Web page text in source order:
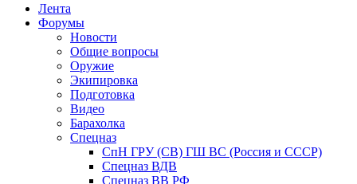
Лента
Форумы
Новости
Общие вопросы
Оружие
Экипировка
Подготовка
Видео
Барахолка
Спецназ
СпН ГРУ (СВ) ГШ ВС (Россия и СССР)
Спецназ ВДВ
Спецназ ВВ РФ